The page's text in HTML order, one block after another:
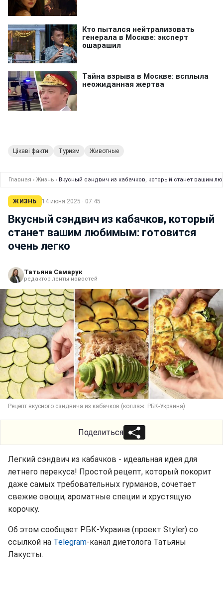
Цікаві факти Туризм Животные
Главная › Жизнь › Вкусный сэндвич из кабачков, который станет вашим
ЖИЗНЬ 14 июня 2025 · 07:45
Вкусный сэндвич из кабачков, который
станет вашим любимым: готовится
очень легко
Татьяна Самарук
редактор ленты новостей
Рецепт вкусного сэндвича из кабачков (коллаж: РБК-Украина)
Поделиться
Легкий сэндвич из кабачков - идеальная идея для
летнего перекуса! Простой рецепт, который покорит
даже самых требовательных гурманов, сочетает
свежие овощи, ароматные специи и хрустящую
корочку.
Об этом сообщает РБК-Украина (проект Styler) со
ссылкой на Telegram-канал диетолога Татьяны
Лакусты.